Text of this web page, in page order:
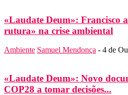
«Laudate Deum»: Francisco
rutura» na crise ambiental
Ambiente Samuel Mendonça - 4 de
«Laudate Deum»: Novo
COP28 a tomar decisões...